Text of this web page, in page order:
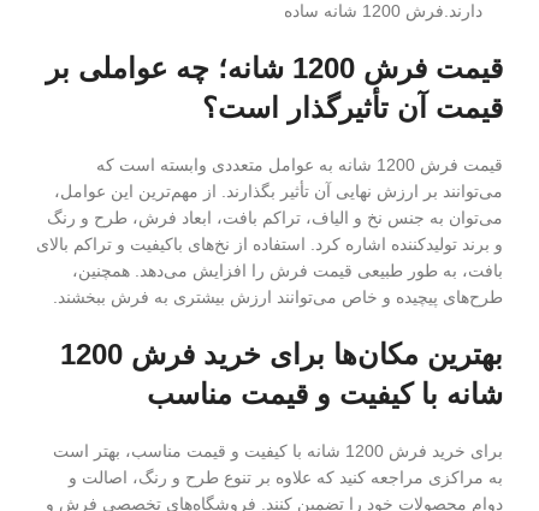
دارند.فرش 1200 شانه ساده
قیمت فرش 1200 شانه؛ چه عواملی بر
قیمت آن تأثیرگذار است؟
قیمت فرش 1200 شانه به عوامل متعددی وابسته است که
می‌توانند بر ارزش نهایی آن تأثیر بگذارند. از مهم‌ترین این عوامل،
می‌توان به جنس نخ و الیاف، تراکم بافت، ابعاد فرش، طرح و رنگ
و برند تولیدکننده اشاره کرد. استفاده از نخ‌های باکیفیت و تراکم بالای
بافت، به طور طبیعی قیمت فرش را افزایش می‌دهد. همچنین،
طرح‌های پیچیده و خاص می‌توانند ارزش بیشتری به فرش ببخشند.
بهترین مکان‌ها برای خرید فرش 1200
شانه با کیفیت و قیمت مناسب
برای خرید فرش 1200 شانه با کیفیت و قیمت مناسب، بهتر است
به مراکزی مراجعه کنید که علاوه بر تنوع طرح و رنگ، اصالت و
دوام محصولات خود را تضمین کنند. فروشگاه‌های تخصصی فرش و